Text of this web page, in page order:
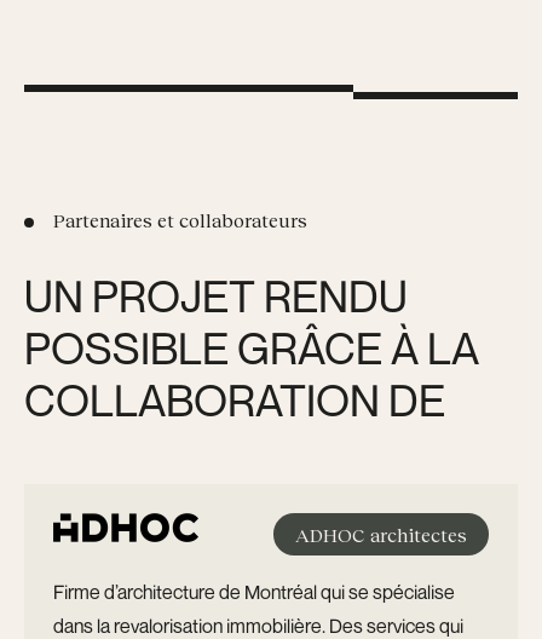
Partenaires et collaborateurs
UN PROJET RENDU
POSSIBLE GRÂCE À LA
COLLABORATION DE
ADHOC architectes
Firme d’architecture de Montréal qui se spécialise
dans la revalorisation immobilière. Des services qui